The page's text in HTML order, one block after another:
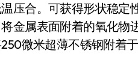
压合。可获得形状稳定
金属表面附着的氧化物
微米超薄不锈钢附着